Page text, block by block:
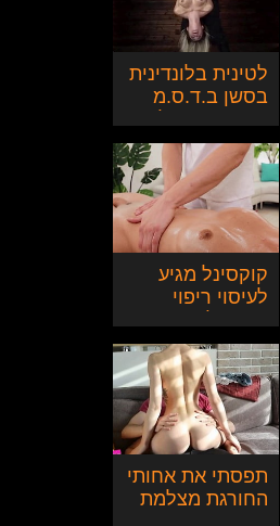
לטינית בלונדינית
בסשן ב.ד.ס.מ
חייה
קוקסינל מגיע
לעיסוי ריפוי
ארוטי
תפסתי את אחותי
החורגת מצלמת